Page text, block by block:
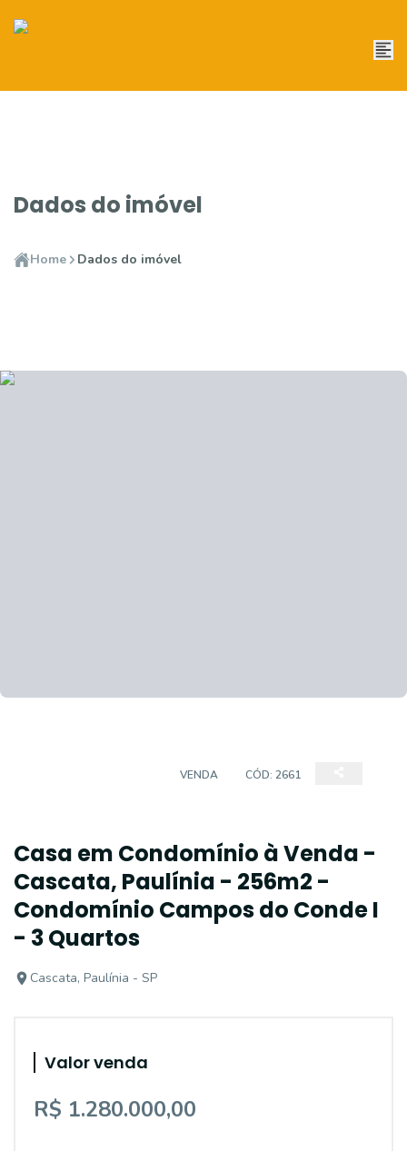
Dados do imóvel
Home Dados do imóvel
VENDA CÓD: 2661
Casa em Condomínio à Venda -
Cascata, Paulínia - 256m2 -
Condomínio Campos do Conde I
- 3 Quartos
Cascata, Paulínia - SP
Valor venda
R$ 1.280.000,00